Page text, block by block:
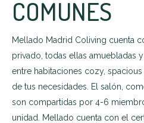
COMUNES
Mellado Madrid Coliving cuenta
privado, todas ellas amuebladas
entre habitaciones cozy,
de tus necesidades. El sa lón ,
son compartidas por 4-6
unidad. Mellado cuenta con el